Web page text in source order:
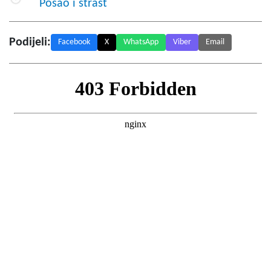
Posao i strast
Podijeli: Facebook X WhatsApp Viber Email